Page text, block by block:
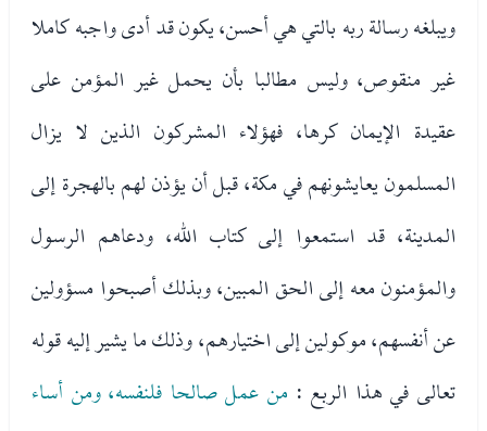
ويبلغه رسالة ربه بالتي هي أحسن، يكون قد أدى واجبه كاملا
غير منقوص، وليس مطالبا بأن يحمل غير المؤمن على
عقيدة الإيمان كرها، فهؤلاء المشركون الذين لا يزال
المسلمون يعايشونهم في مكة، قبل أن يؤذن لهم بالهجرة إلى
المدينة، قد استمعوا إلى كتاب الله، ودعاهم الرسول
والمؤمنون معه إلى الحق المبين، وبذلك أصبحوا مسؤولين
عن أنفسهم، موكولين إلى اختيارهم، وذلك ما يشير إليه قوله
تعالى في هذا الربع : من عمل صالحا فلنفسه، ومن أساء